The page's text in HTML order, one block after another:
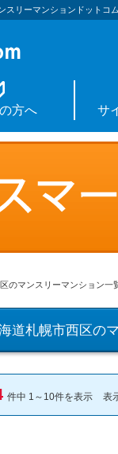
スリーマンションドットコ
方へ サ
のマンスリーマンション一
道札幌市西区の
件中 1～10件を表示 表